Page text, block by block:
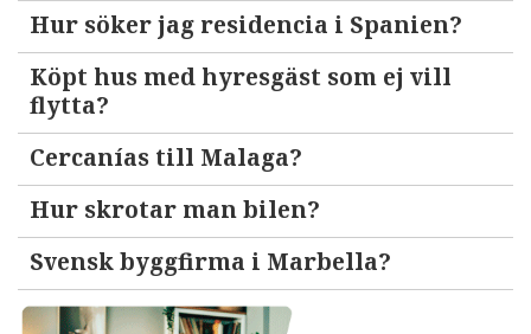
Hur söker jag residencia i Spanien?
Köpt hus med hyresgäst som ej vill
flytta?
Cercanías till Malaga?
Hur skrotar man bilen?
Svensk byggfirma i Marbella?